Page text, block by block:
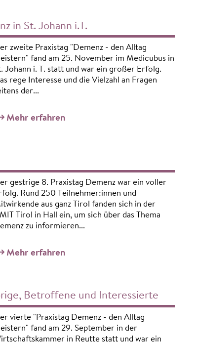
in St. Johann i.T.
zweite Praxistag "Demenz - den Alltag
fand am 25. November im Medicubus in
Johann i. T. statt und war ein großer Erfolg.
rege Interesse und die Vielzahl an Fragen
der...
Mehr erfahren
gestrige 8. Praxistag Demenz war ein voller
Rund 250 Teilnehmer:innen und
aus ganz Tirol fanden sich in der
Tirol in Hall ein, um sich über das Thema
zu informieren...
Mehr erfahren
Betroffene und Interessierte
vierte "Praxistag Demenz - den Alltag
fand am 29. September in der
in Reutte statt und war ein